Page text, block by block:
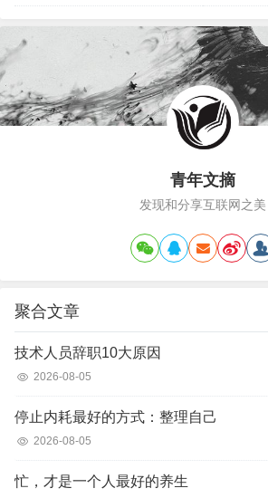
青年文摘
发现和分享互联网之美
聚合文章
技术人员辞职10大原因
2026-08-05
停止内耗最好的方式：整理自己
2026-08-05
忙，才是一个人最好的养生